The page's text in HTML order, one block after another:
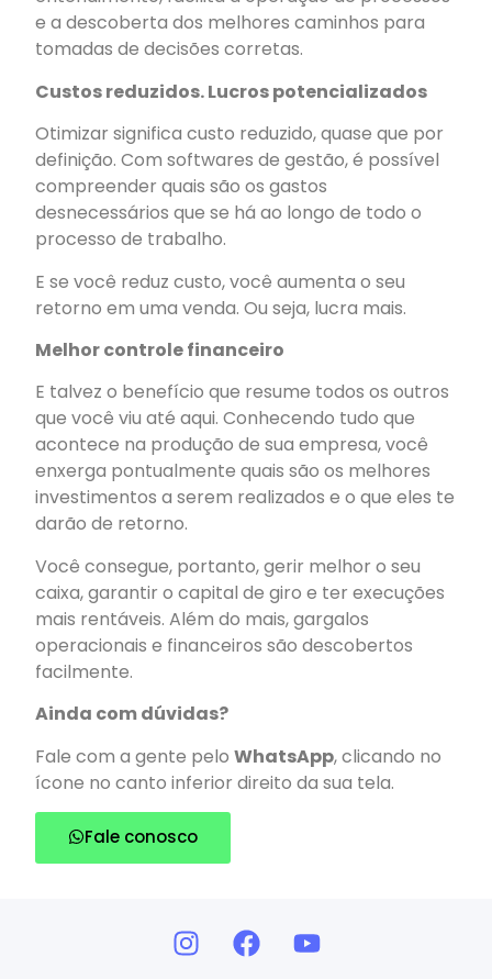
e a descoberta dos melhores caminhos para
tomadas de decisões corretas.
Custos reduzidos. Lucros potencializados
Otimizar significa custo reduzido, quase que por
definição. Com softwares de gestão, é possível
compreender quais são os gastos
desnecessários que se há ao longo de todo o
processo de trabalho.
E se você reduz custo, você aumenta o seu
retorno em uma venda. Ou seja, lucra mais.
Melhor controle financeiro
E talvez o benefício que resume todos os outros
que você viu até aqui. Conhecendo tudo que
acontece na produção de sua empresa, você
enxerga pontualmente quais são os melhores
investimentos a serem realizados e o que eles te
darão de retorno.
Você consegue, portanto, gerir melhor o seu
caixa, garantir o capital de giro e ter execuções
mais rentáveis. Além do mais, gargalos
operacionais e financeiros são descobertos
facilmente.
Ainda com dúvidas?
Fale com a gente pelo WhatsApp, clicando no
ícone no canto inferior direito da sua tela.
Fale conosco